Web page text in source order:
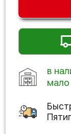
в
мало